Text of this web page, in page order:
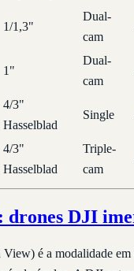
1/1,3"
Dual-
cam
1"
Dual-
cam
4/3"
Hasselblad
Single
4/3"
Hasselblad
Triple-
cam
drones DJI
View) é a modalidade